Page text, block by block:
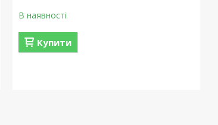
В наявності
Купити